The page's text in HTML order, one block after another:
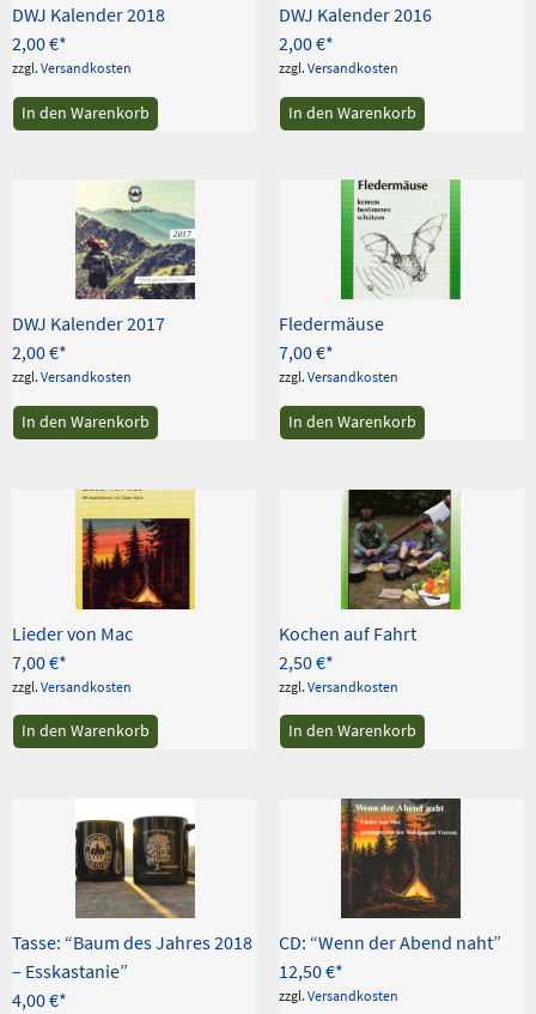
DWJ Kalender 2018
2,00€
zzgl. Versandkosten
In den Warenkorb
DWJ Kalender 2016
2,00€
zzgl. Versandkosten
In den Warenkorb
DWJ Kalender 2017
2,00€
zzgl. Versandkosten
In den Warenkorb
Fledermäuse
7,00€
zzgl. Versandkosten
In den Warenkorb
Lieder von Mac
7,00€
zzgl. Versandkosten
In den Warenkorb
Kochen auf Fahrt
2,50€
zzgl. Versandkosten
In den Warenkorb
Tasse: “Baum des Jahres 2018
– Esskastanie”
4,00€
CD: “Wenn der Abend naht”
12,50€
zzgl. Versandkosten